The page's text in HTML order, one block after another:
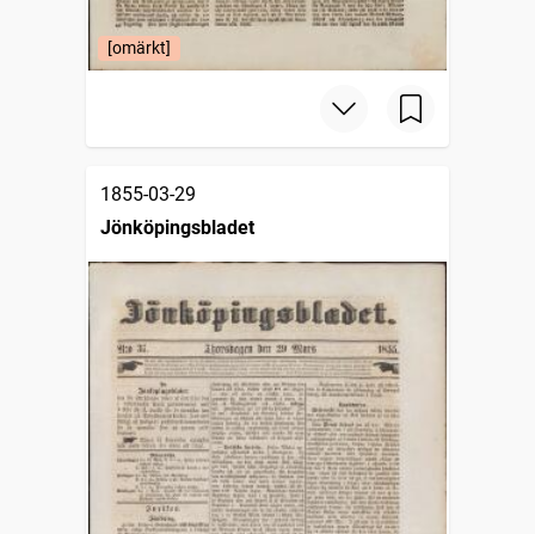
[omärkt]
1855-03-29
Jönköpingsbladet